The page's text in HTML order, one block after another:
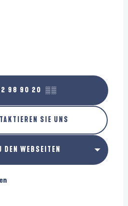
98 90 20 ▒▒
SIE UNS
DEN WEBSEITEN